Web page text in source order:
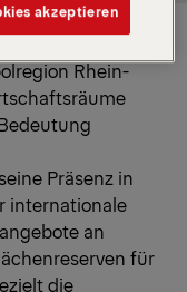
als 190
Rhein-
Präsenz in
internationale
an
für
die
akzeptieren